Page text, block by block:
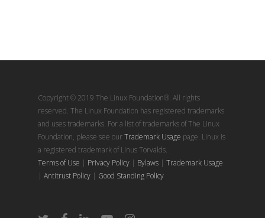
Copyright © 2019 The Linux Foundation®. All rights
reserved. The Linux Foundation has registered trademarks
and uses trademarks. For a list of trademarks of The Linux
Foundation, please see ourTrademark Usage page. Linux is
a registered trademark of Linus Torvalds.
Terms of Use | Privacy Policy | Bylaws | Trademark Usage
| Antitrust Policy | Good Standing Policy